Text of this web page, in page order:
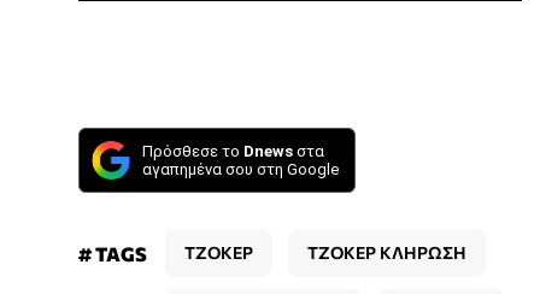
Πρόσθεσε το Dnews στα
αγαπημένα σου στη Google
# TAGS ΤΖΟΚΕΡ ΤΖΟΚΕΡ ΚΛΗΡΩΣΗ